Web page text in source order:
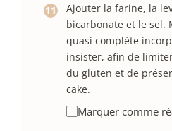
Ajouter la farine, la
bicarbonate et le sel.
quasi complète
insister, afin de
du gluten et de
cake.
Marquer comme